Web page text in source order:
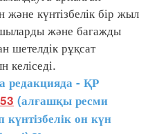
және күнтізбелік бір жыл
және багажды
шетелдік рұқсат
келіседі.
редакцияда - ҚР
(алғашқы ресми
он күн